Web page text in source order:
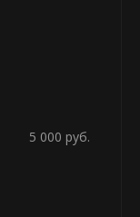
5 000 руб.